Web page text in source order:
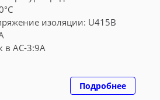
изоляции: U415В
AC-3:9А
Подробнее